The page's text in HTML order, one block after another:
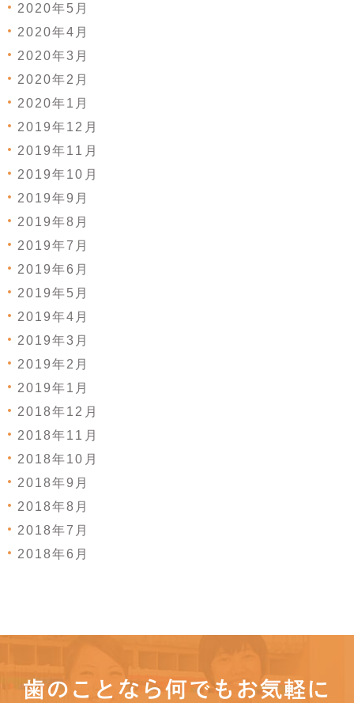
2020年5月
2020年4月
2020年3月
2020年2月
2020年1月
2019年12月
2019年11月
2019年10月
2019年9月
2019年8月
2019年7月
2019年6月
2019年5月
2019年4月
2019年3月
2019年2月
2019年1月
2018年12月
2018年11月
2018年10月
2018年9月
2018年8月
2018年7月
2018年6月
歯のことなら何でもお気軽に